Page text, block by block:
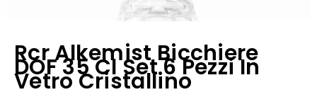
Rcr Alkemist Bicchiere
DOF 35 Cl Set 6 Pezzi In
Vetro Cristallino